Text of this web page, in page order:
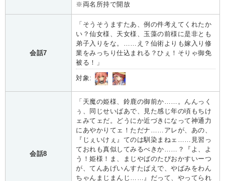
※両名所持で開放
会話7
「そうそうますたあ、例の件考えてくれたか
い？仙女様、天女様、玉藻の前様に是非とも
弟子入りをな。……え？仙術よりも嫁入り修
業をみっちり仕込まれる？ひぇ！そりゃ御免
被る！」
対象:
会話8
「天魔の姫様、鈴鹿の御前か……。んんっく
ぅ、同じせいばあで、見た感じ年の頃もちけ
ェみてェだ。どうにか近づきになって神通力
にあやかりてェ！ただナ……アレが、あの、
『じぇいけぇ』てのは馴染まねェ……見習っ
ておれも真似してみるべきか……？『よ、よ
う！姫様！ま、まじやばのたぴおかすいーつ
が、てんあげいんすたばえで、やばみをわん
ちゃんまじまんじ……』だって、やってられ